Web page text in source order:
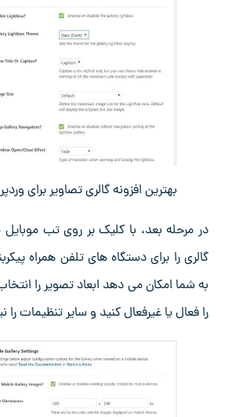
بهترین افزونه گالری تصاویر برای
در مرحله بعد، با کلیک بر روی تب
گالری را برای دستگاه ‌های تلفن همراه
به شما امکان می‌ دهد ابعاد تصویر را
را فعال یا غیرفعال کنید و سایر تنظیمات را